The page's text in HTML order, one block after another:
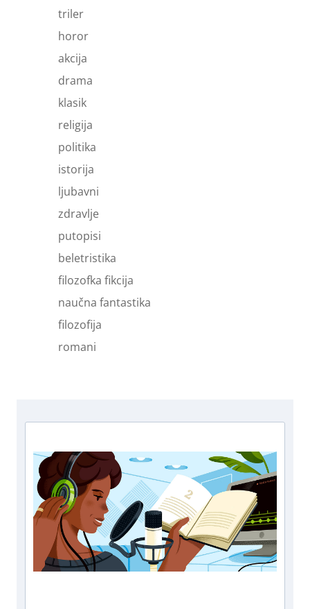
triler
horor
akcija
drama
klasik
religija
politika
istorija
ljubavni
zdravlje
putopisi
beletristika
filozofka fikcija
naučna fantastika
filozofija
romani